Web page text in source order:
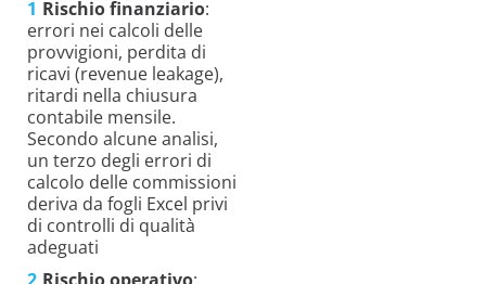
Rischio finanziario:
errori nei calcoli delle
provvigioni, perdita di
ricavi (revenue leakage),
ritardi nella chiusura
contabile mensile.
Secondo alcune analisi,
un terzo degli errori di
calcolo delle commissioni
deriva da fogli Excel privi
di controlli di qualità
adeguati